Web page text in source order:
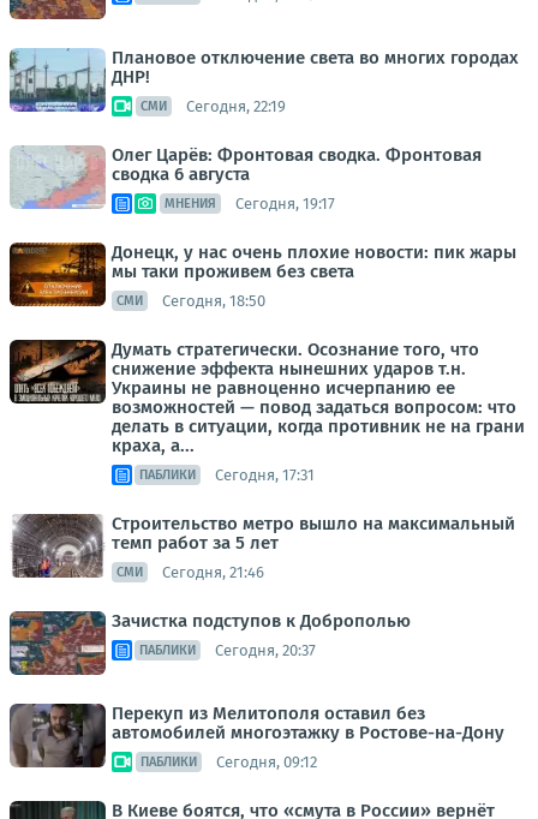
Плановое отключение света во многих городах
ДНР!
СМИ Сегодня, 22:19
Олег Царёв: Фронтовая сводка. Фронтовая
сводка 6 августа
МНЕНИЯ Сегодня, 19:17
Донецк, у нас очень плохие новости: пик жары
мы таки проживем без света
СМИ Сегодня, 18:50
Думать стратегически. Осознание того, что
снижение эффекта нынешних ударов т.н.
Украины не равноценно исчерпанию ее
возможностей — повод задаться вопросом: что
делать в ситуации, когда противник не на грани
краха, а...
ПАБЛИКИ Сегодня, 17:31
Строительство метро вышло на максимальный
темп работ за 5 лет
СМИ Сегодня, 21:46
Зачистка подступов к Доброполью
ПАБЛИКИ Сегодня, 20:37
Перекуп из Мелитополя оставил без
автомобилей многоэтажку в Ростове-на-Дону
ПАБЛИКИ Сегодня, 09:12
В Киеве боятся, что «смута в России» вернёт